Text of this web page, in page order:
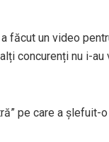
făcut un video
concurenți nu i-
pe care a șlefuit-